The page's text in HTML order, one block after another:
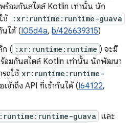
ร้อมกันสไตล์ Kotlin เท่านั้น นัก
ช้
:xr:runtime:runtime-guava
นได้ (I05d4a, b/426639315)
ก ( :xr:runtime:runtime ) จะมี
อมกันสไตล์ Kotlin เท่านั้น นักพัฒนา
ถใช้ xr:runtime:runtime-
เข้าถึง API ที่เข้ากันได้ (I64122,
guava และ